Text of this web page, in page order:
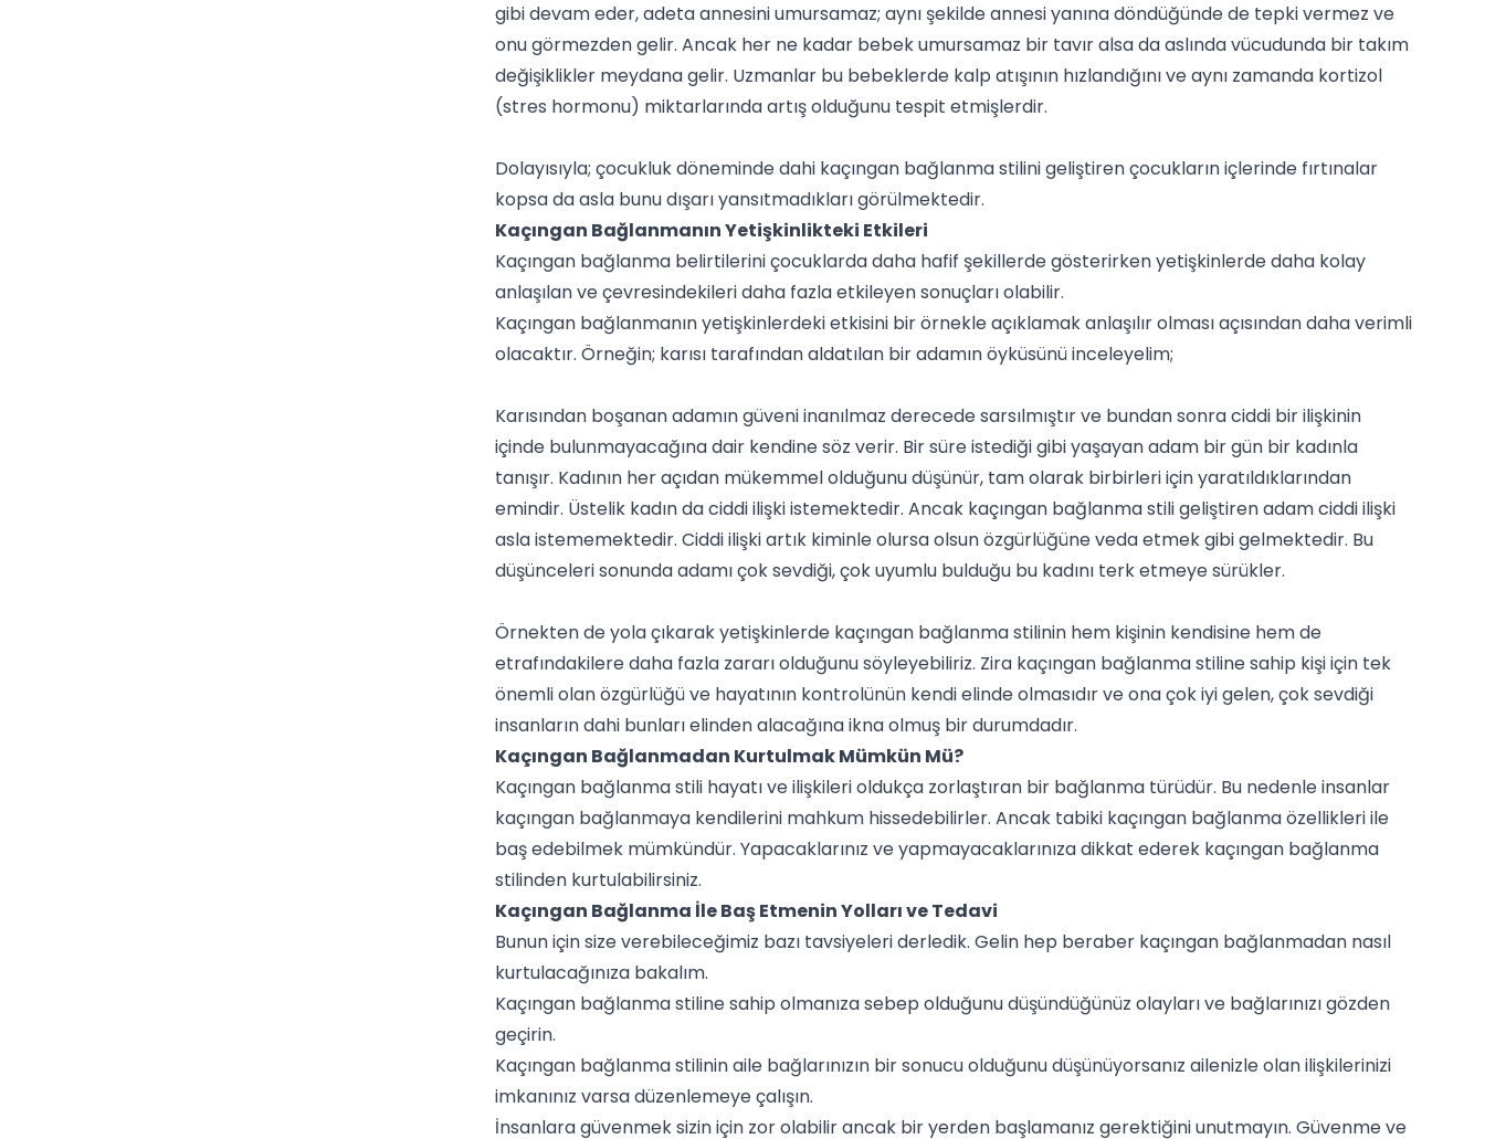
gibi devam eder, adeta annesini umursamaz; aynı şekilde annesi yanına döndüğünde de tepki vermez ve
onu görmezden gelir. Ancak her ne kadar bebek umursamaz bir tavır alsa da aslında vücudunda bir takım
değişiklikler meydana gelir. Uzmanlar bu bebeklerde kalp atışının hızlandığını ve aynı zamanda kortizol
(stres hormonu) miktarlarında artış olduğunu tespit etmişlerdir.
Dolayısıyla; çocukluk döneminde dahi kaçıngan bağlanma stilini geliştiren çocukların içlerinde fırtınalar
kopsa da asla bunu dışarı yansıtmadıkları görülmektedir.
Kaçıngan Bağlanmanın Yetişkinlikteki Etkileri
Kaçıngan bağlanma belirtilerini çocuklarda daha hafif şekillerde gösterirken yetişkinlerde daha kolay
anlaşılan ve çevresindekileri daha fazla etkileyen sonuçları olabilir.
Kaçıngan bağlanmanın yetişkinlerdeki etkisini bir örnekle açıklamak anlaşılır olması açısından daha verimli
olacaktır. Örneğin; karısı tarafından aldatılan bir adamın öyküsünü inceleyelim;
Karısından boşanan adamın güveni inanılmaz derecede sarsılmıştır ve bundan sonra ciddi bir ilişkinin
içinde bulunmayacağına dair kendine söz verir. Bir süre istediği gibi yaşayan adam bir gün bir kadınla
tanışır. Kadının her açıdan mükemmel olduğunu düşünür, tam olarak birbirleri için yaratıldıklarından
emindir. Üstelik kadın da ciddi ilişki istemektedir. Ancak kaçıngan bağlanma stili geliştiren adam ciddi ilişki
asla istememektedir. Ciddi ilişki artık kiminle olursa olsun özgürlüğüne veda etmek gibi gelmektedir. Bu
düşünceleri sonunda adamı çok sevdiği, çok uyumlu bulduğu bu kadını terk etmeye sürükler.
Örnekten de yola çıkarak yetişkinlerde kaçıngan bağlanma stilinin hem kişinin kendisine hem de
etrafındakilere daha fazla zararı olduğunu söyleyebiliriz. Zira kaçıngan bağlanma stiline sahip kişi için tek
önemli olan özgürlüğü ve hayatının kontrolünün kendi elinde olmasıdır ve ona çok iyi gelen, çok sevdiği
insanların dahi bunları elinden alacağına ikna olmuş bir durumdadır.
Kaçıngan Bağlanmadan Kurtulmak Mümkün Mü?
Kaçıngan bağlanma stili hayatı ve ilişkileri oldukça zorlaştıran bir bağlanma türüdür. Bu nedenle insanlar
kaçıngan bağlanmaya kendilerini mahkum hissedebilirler. Ancak tabiki kaçıngan bağlanma özellikleri ile
baş edebilmek mümkündür. Yapacaklarınız ve yapmayacaklarınıza dikkat ederek kaçıngan bağlanma
stilinden kurtulabilirsiniz.
Kaçıngan Bağlanma İle Baş Etmenin Yolları ve Tedavi
Bunun için size verebileceğimiz bazı tavsiyeleri derledik. Gelin hep beraber kaçıngan bağlanmadan nasıl
kurtulacağınıza bakalım.
Kaçıngan bağlanma stiline sahip olmanıza sebep olduğunu düşündüğünüz olayları ve bağlarınızı gözden
geçirin.
Kaçıngan bağlanma stilinin aile bağlarınızın bir sonucu olduğunu düşünüyorsanız ailenizle olan ilişkilerinizi
imkanınız varsa düzenlemeye çalışın.
İnsanlara güvenmek sizin için zor olabilir ancak bir yerden başlamanız gerektiğini unutmayın. Güvenme ve